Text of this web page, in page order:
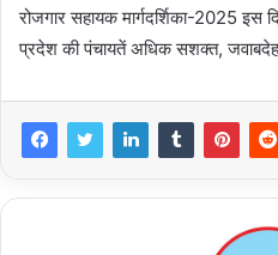
रोजगार सहायक मार्गदर्शिका-2025
प्रदेश की पंचायतें अधिक सशक्त,